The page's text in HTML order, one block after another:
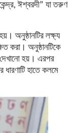
ঈশ্বরদী” যা তরুণ
অনুষ্ঠানটির লক্ষ্য
করা। অনুষ্ঠানটিকে
দেখানো হয়। এরপর
ধারণাটি হাতে কলমে